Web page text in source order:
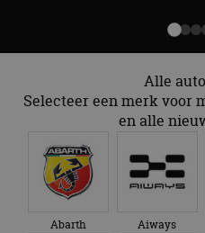
Alle
Selecteer een merk voor
en alle
Abarth Aiways